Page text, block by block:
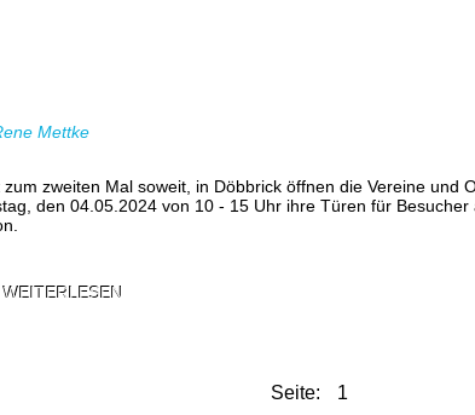
Mettke
zum zweiten Mal soweit, in Döbbrick öffnen die Vereine und
den 04.05.2024 von 10 - 15 Uhr ihre Türen für
WEITERLESEN
Seite: 1